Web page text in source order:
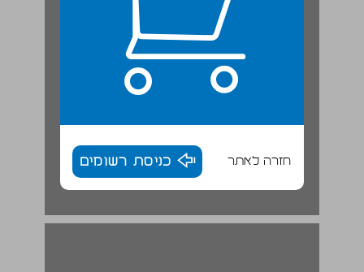
חזרה לאתר כניסת רשומים